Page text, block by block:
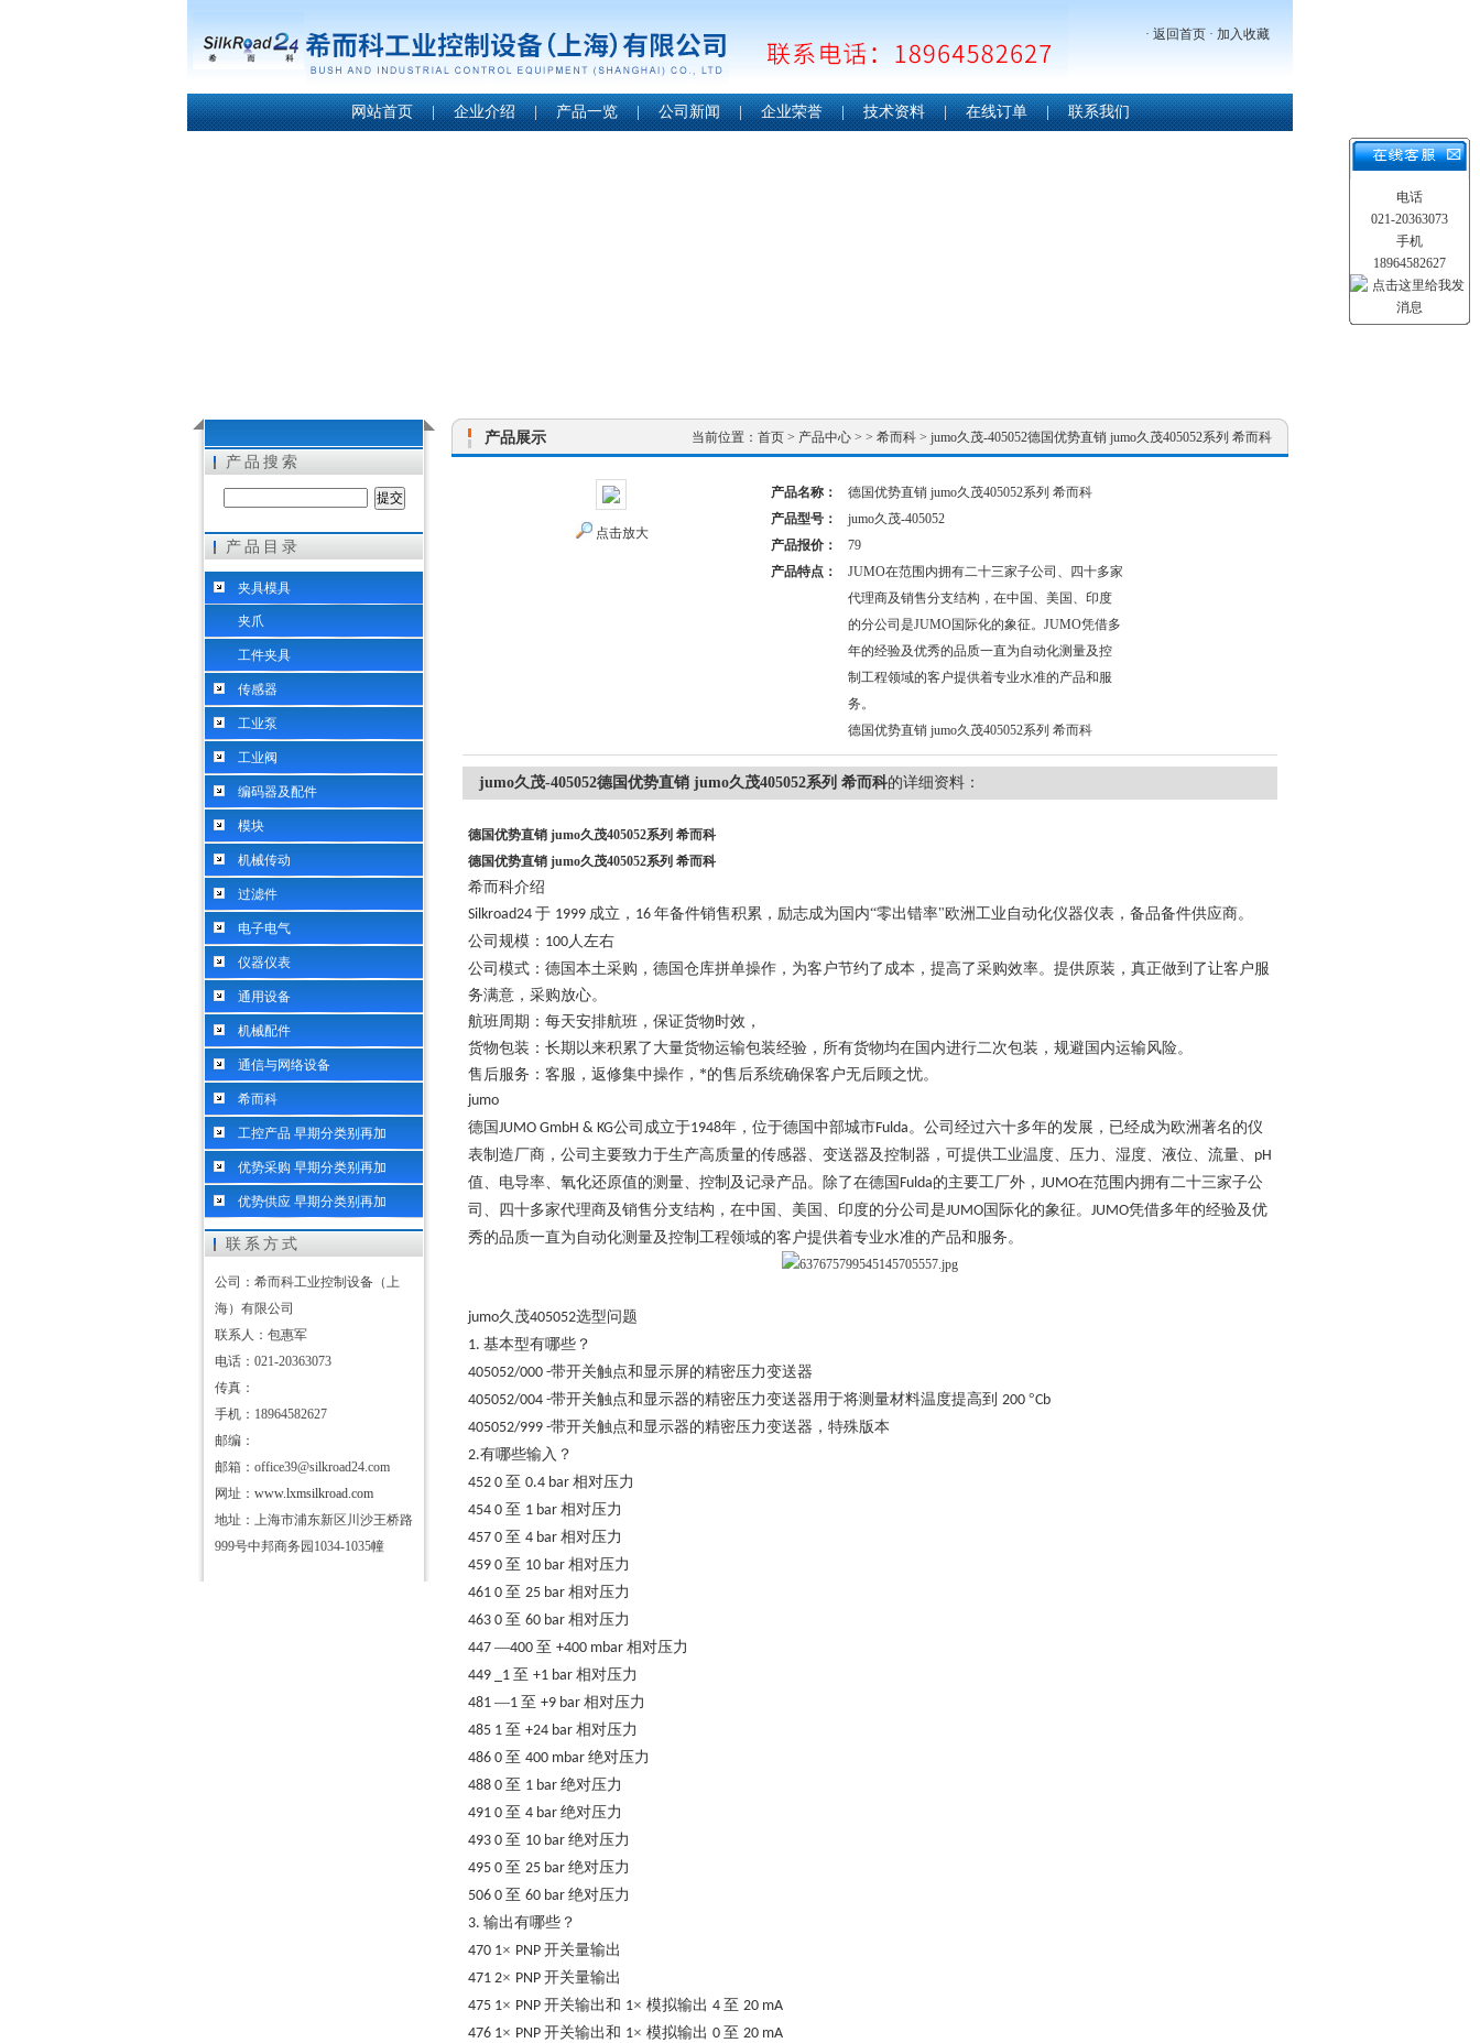
希而科工业控制设备（上海）有限公司
· 返回首页 · 加入收藏
网站首页 | 企业介绍 | 产品一览 | 公司新闻 | 企业荣誉 | 技术资料 | 在线订单 | 联系我们
产品搜索
产品目录
夹具模具
夹爪
工件夹具
传感器
工业泵
工业阀
编码器及配件
模块
机械传动
过滤件
电子电气
仪器仪表
通用设备
机械配件
通信与网络设备
希而科
工控产品 早期分类别再加
优势采购 早期分类别再加
优势供应 早期分类别再加
联系方式
公司：希而科工业控制设备（上
海）有限公司
联系人：包惠军
电话：021-20363073
传真：
手机：18964582627
邮编：
邮箱：office39@silkroad24.com
网址： www.lxmsilkroad.com
地址：上海市浦东新区川沙王桥路
999号中邦商务园1034-1035幢
产品展示 当前位置： 首页 > 产品中心 > > 希而科 > jumo久茂-405052德国优势直销 jumo久茂405052系列 希而科
点击放大
产品名称：
德国优势直销 jumo久茂405052系列 希而科
产品型号：
jumo久茂-405052
产品报价：
79
产品特点：
JUMO在范围内拥有二十三家子公司、四十多家
代理商及销售分支结构，在中国、美国、印度
的分公司是JUMO国际化的象征。JUMO凭借多
年的经验及优秀的品质一直为自动化测量及控
制工程领域的客户提供着专业水准的产品和服
务。
德国优势直销 jumo久茂405052系列 希而科
jumo久茂-405052德国优势直销 jumo久茂405052系列 希而科的详细资料：
德国优势直销 jumo久茂405052系列 希而科
德国优势直销 jumo久茂405052系列 希而科
希而科介绍
Silkroad24 于 1999 成立， 16 年备件销售积累，励志成为国内“零出错率"欧洲工业自动化仪器仪表，备品备件供应商。
公司规模： 100人左右
公司模式：德国本土采购，德国仓库拼单操作，为客户节约了成本，提高了采购效率。提供原装，真正做到了让客户服
务满意，采购放心。
航班周期：每天安排航班，保证货物时效，
货物包装：长期以来积累了大量货物运输包装经验，所有货物均在国内进行二次包装，规避国内运输风险。
售后服务：客服，返修集中操作，*的售后系统确保客户无后顾之忧。
jumo
德国 JUMO GmbH & KG公司成立于1948年，位于德国中部城市Fulda。公司经过六十多年的发展，已经成为欧洲著名的仪
表制造厂商，公司主要致力于生产高质量的传感器、变送器及控制器，可提供工业温度、压力、湿度、液位、流量、 pH
值、电导率、氧化还原值的测量、控制及记录产品。除了在德国 Fulda的主要工厂外， JUMO在范围内拥有二十三家子公
司、四十多家代理商及销售分支结构，在中国、美国、印度的分公司是JUMO 国际化的象征。 JUMO凭借多年的经验及优
秀的品质一直为自动化测量及控制工程领域的客户提供着专业水准的产品和服务。
jumo久茂405052选型问题
1. 基本型有哪些？
405052/000 -带开关触点和显示屏的精密压力变送器
405052/004 -带开关触点和显示器的精密压力变送器用于将测量材料温度提高到 200 °Cb
405052/999 -带开关触点和显示器的精密压力变送器，特殊版本
2.有哪些输入？
452 0 至 0.4 bar 相对压力
454 0 至 1 bar 相对压力
457 0 至 4 bar 相对压力
459 0 至 10 bar 相对压力
461 0 至 25 bar 相对压力
463 0 至 60 bar 相对压力
447 —400 至 +400 mbar 相对压力
449
_1 至 +1 bar 相对压力
481 —1 至 +9 bar 相对压力
485 1 至 +24 bar 相对压力
486 0 至 400 mbar 绝对压力
488 0 至 1 bar 绝对压力
491 0 至 4 bar 绝对压力
493 0 至 10 bar 绝对压力
495 0 至 25 bar 绝对压力
506 0 至 60 bar 绝对压力
3. 输出有哪些？
470 1× PNP 开关量输出
471 2× PNP 开关量输出
475 1× PNP 开关输出和 1× 模拟输出 4 至 20 mA
476 1× PNP 开关输出和 1× 模拟输出 0 至 20 mA
电话
021-20363073
手机
18964582627